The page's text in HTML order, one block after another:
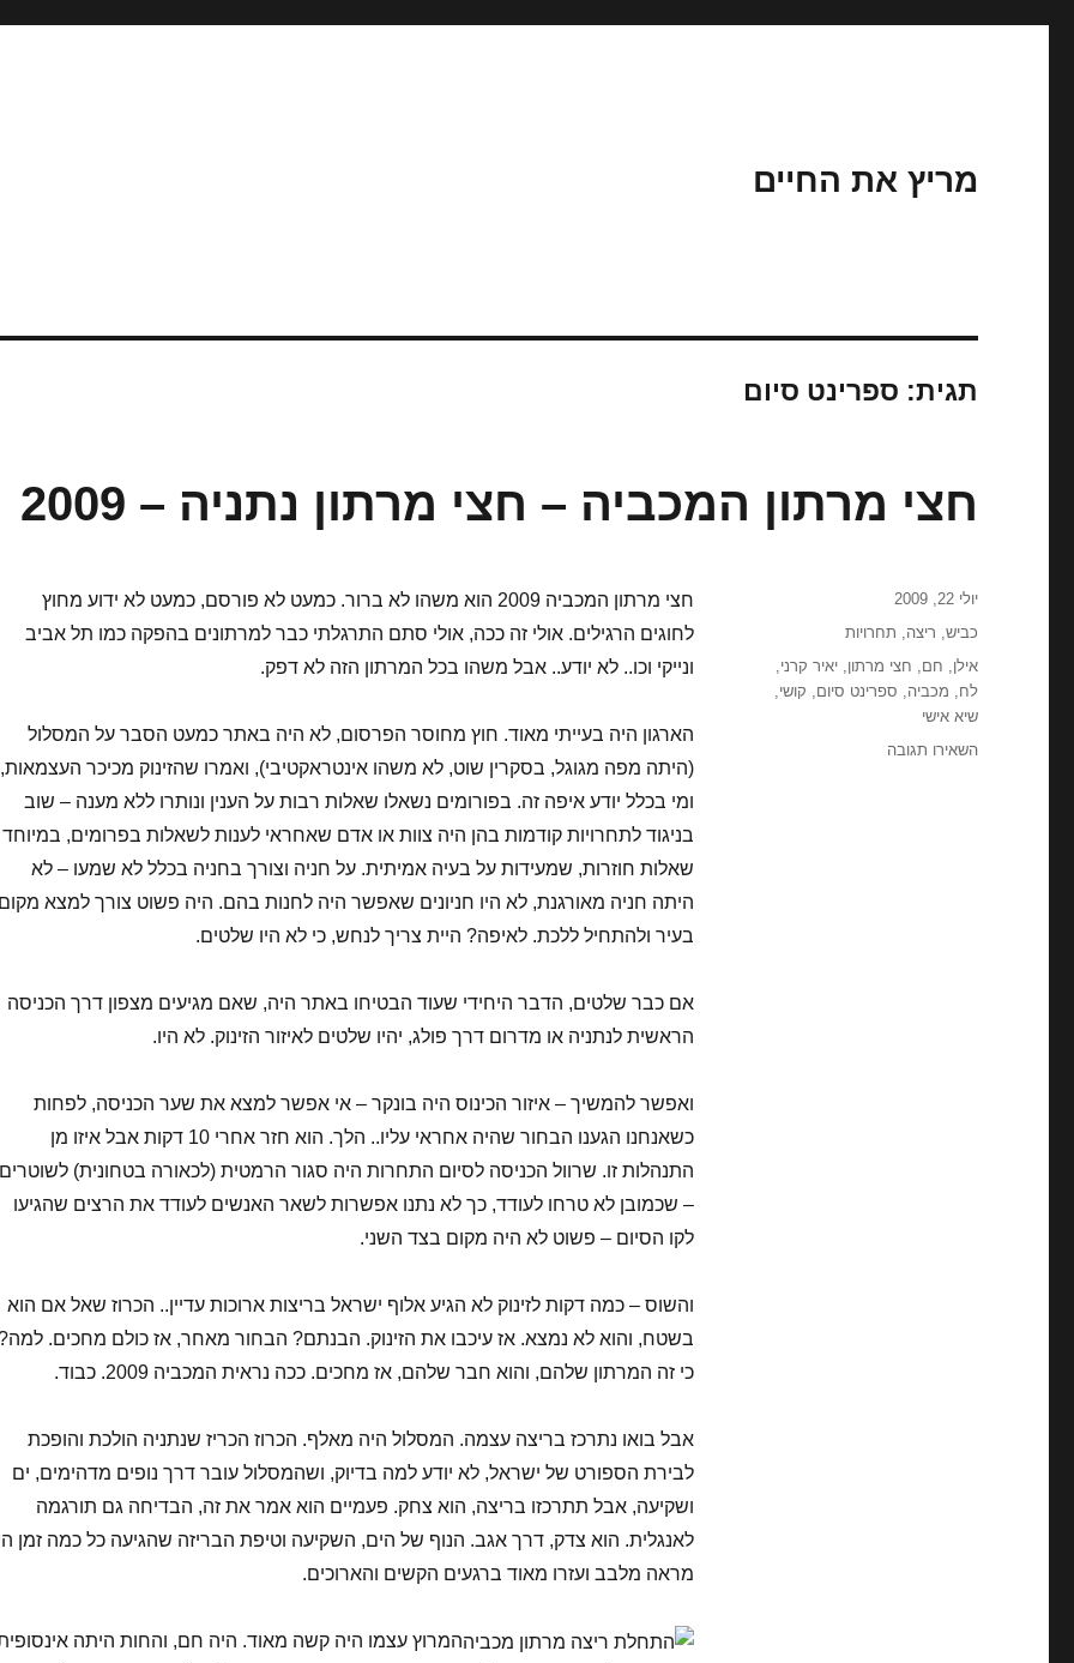
מריץ את החיים
תגית: ספרינט סיום
חצי מרתון המכביה – חצי מרתון נתניה – 2009
חצי מרתון המכביה 2009 הוא משהו לא ברור. כמעט לא פורסם, כמעט לא ידוע מחוץ
לחוגים הרגילים. אולי זה ככה, אולי סתם התרגלתי כבר למרתונים בהפקה כמו תל אביב
ונייקי וכו.. לא יודע.. אבל משהו בכל המרתון הזה לא דפק.
הארגון היה בעייתי מאוד. חוץ מחוסר הפרסום, לא היה באתר כמעט הסבר על המסלול
(היתה מפה מגוגל, בסקרין שוט, לא משהו אינטראקטיבי), ואמרו שהזינוק מכיכר העצמאות,
ומי בכלל יודע איפה זה. בפורומים נשאלו שאלות רבות על הענין ונותרו ללא מענה – שוב
בניגוד לתחרויות קודמות בהן היה צוות או אדם שאחראי לענות לשאלות בפרומים, במיוחד
שאלות חוזרות, שמעידות על בעיה אמיתית. על חניה וצורך בחניה בכלל לא שמעו – לא
היתה חניה מאורגנת, לא היו חניונים שאפשר היה לחנות בהם. היה פשוט צורך למצא מקום
בעיר ולהתחיל ללכת. לאיפה? היית צריך לנחש, כי לא היו שלטים.
אם כבר שלטים, הדבר היחידי שעוד הבטיחו באתר היה, שאם מגיעים מצפון דרך הכניסה
הראשית לנתניה או מדרום דרך פולג, יהיו שלטים לאיזור הזינוק. לא היו.
ואפשר להמשיך – איזור הכינוס היה בונקר – אי אפשר למצא את שער הכניסה, לפחות
כשאנחנו הגענו הבחור שהיה אחראי עליו.. הלך. הוא חזר אחרי 10 דקות אבל איזו מן
התנהלות זו. שרוול הכניסה לסיום התחרות היה סגור הרמטית (לכאורה בטחונית) לשוטרים
– שכמובן לא טרחו לעודד, כך לא נתנו אפשרות לשאר האנשים לעודד את הרצים שהגיעו
לקו הסיום – פשוט לא היה מקום בצד השני.
והשוס – כמה דקות לזינוק לא הגיע אלוף ישראל בריצות ארוכות עדיין.. הכרוז שאל אם הוא
בשטח, והוא לא נמצא. אז עיכבו את הזינוק. הבנתם? הבחור מאחר, אז כולם מחכים.
כי זה המרתון שלהם, והוא חבר שלהם, אז מחכים. ככה נראית המכביה 2009. כבוד.
אבל בואו נתרכז בריצה עצמה. המסלול היה מאלף. הכרוז הכריז שנתניה הולכת והופכת
לבירת הספורט של ישראל, לא יודע למה בדיוק, ושהמסלול עובר דרך נופים מדהימים, ים
ושקיעה, אבל תתרכזו בריצה, הוא צחק. פעמיים הוא אמר את זה, הבדיחה גם תורגמה
לאנגלית. הוא צדק, דרך אגב. הנוף של הים, השקיעה וטיפת הבריזה שהגיעה כל כמה זמן
מראה מלבב ועזרו מאוד ברגעים הקשים והארוכים.
המרוץ עצמו היה קשה מאוד. היה חם, והחות היתה
פורסם
יולי 22, 2009
קטגוריות
כביש, ריצה, תחרויות
תגיות
אילן, חם, חצי מרתון,יאיר קרני,
לח, מכביה, ספרינט סיום, קושי,
שיא אישי
השאירו תגובה